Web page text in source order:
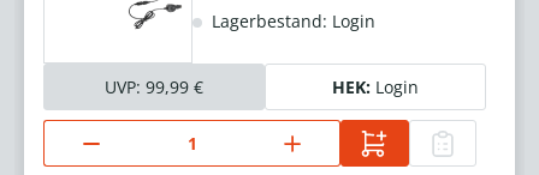
Lagerbestand: Login
UVP: 99,99 € HEK: Login